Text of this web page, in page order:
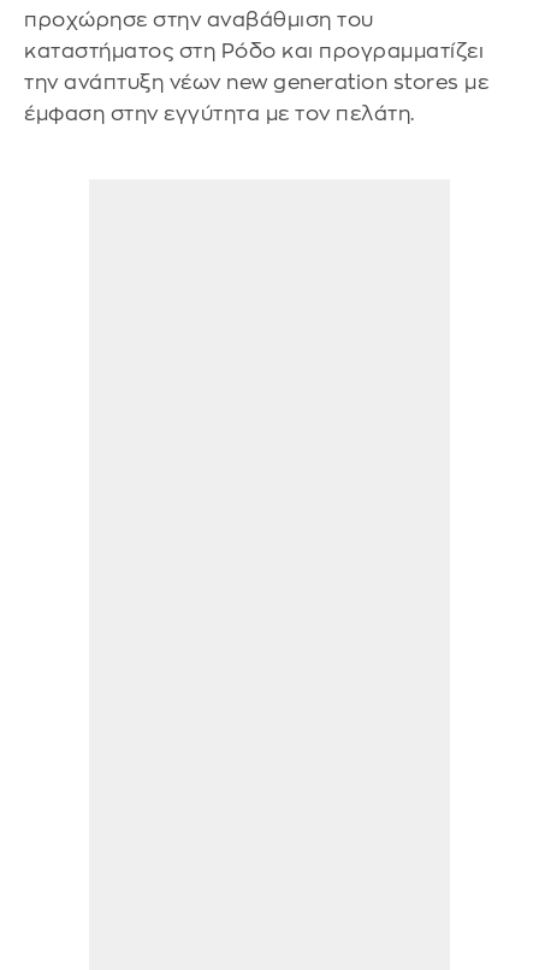
προχώρησε στην αναβάθμιση του
καταστήματος στη Ρόδο και προγραμματίζει
την ανάπτυξη νέων new generation stores με
έμφαση στην εγγύτητα με τον πελάτη.